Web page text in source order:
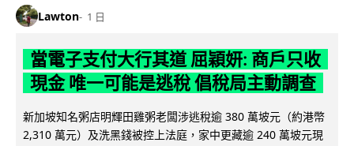
Lawton 1 日
當電子支付大行其道 屈穎妍: 商戶只收
現金 唯一可能是逃稅 倡稅局主動調查
新加坡知名粥店明輝田雞粥老闆涉逃稅逾 380 萬坡元（約港幣
2,310 萬元）及洗黑錢被控上法庭，家中更藏逾 240 萬坡元現